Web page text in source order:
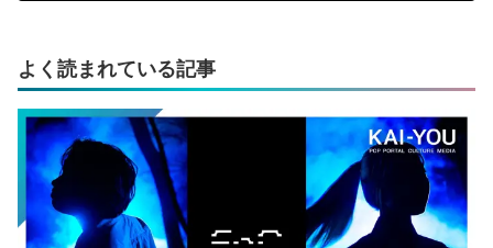
よく読まれている記事